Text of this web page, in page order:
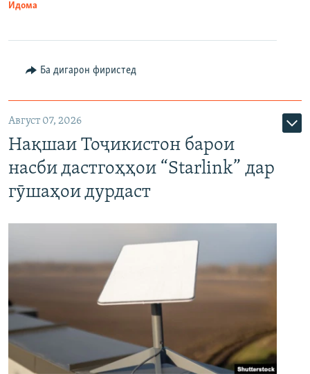
Идома
Ба дигарон фиристед
Август 07, 2026
Нақшаи Тоҷикистон барои
насби дастгоҳҳои “Starlink” дар
гӯшаҳои дурдаст